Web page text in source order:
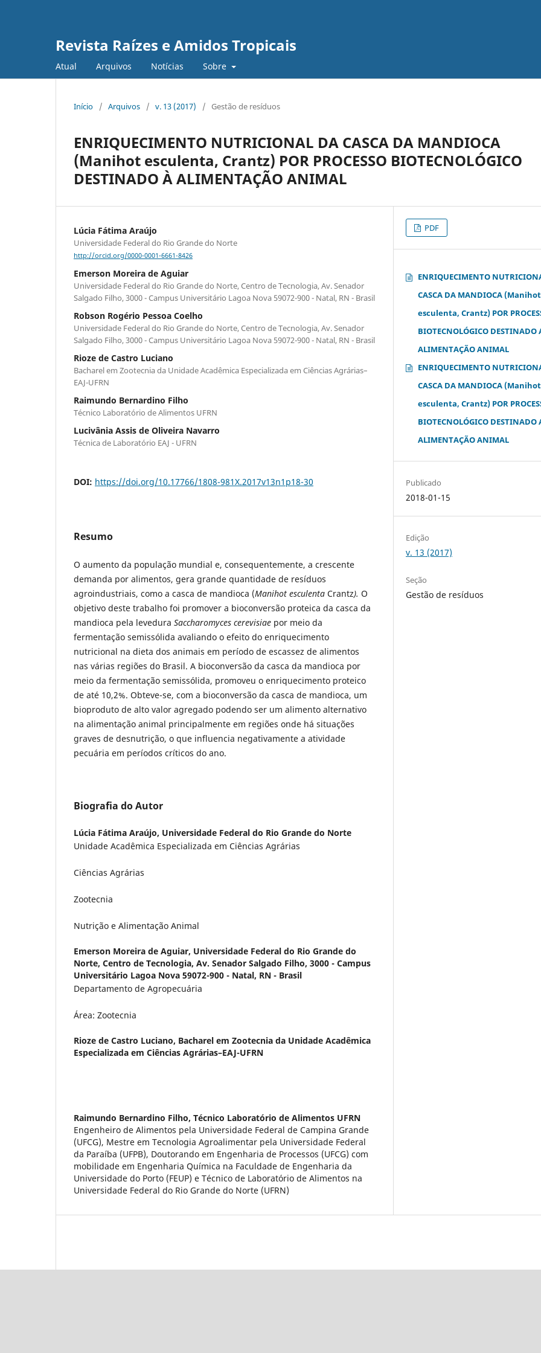
Revista Raízes e Amidos Tropicais
Atual Arquivos Notícias Sobre
Início / Arquivos / v. 13 (2017) / Gestão de resíduos
ENRIQUECIMENTO NUTRICIONAL DA CASCA DA MANDIOCA
(Manihot esculenta, Crantz) POR PROCESSO BIOTECNOLÓGICO
DESTINADO À ALIMENTAÇÃO ANIMAL
Lúcia Fátima Araújo
Universidade Federal do Rio Grande do Norte
http://orcid.org/0000-0001-6661-8426
Emerson Moreira de Aguiar
Universidade Federal do Rio Grande do Norte, Centro de Tecnologia, Av. Senador
Salgado Filho, 3000 - Campus Universitário Lagoa Nova 59072-900 - Natal, RN - Brasil
Robson Rogério Pessoa Coelho
Universidade Federal do Rio Grande do Norte, Centro de Tecnologia, Av. Senador
Salgado Filho, 3000 - Campus Universitário Lagoa Nova 59072-900 - Natal, RN - Brasil
Rioze de Castro Luciano
Bacharel em Zootecnia da Unidade Acadêmica Especializada em Ciências Agrárias–
EAJ-UFRN
Raimundo Bernardino Filho
Técnico Laboratório de Alimentos UFRN
Lucivânia Assis de Oliveira Navarro
Técnica de Laboratório EAJ - UFRN
DOI: https://doi.org/10.17766/1808-981X.2017v13n1p18-30
Resumo
O aumento da população mundial e, consequentemente, a crescente
demanda por alimentos, gera grande quantidade de resíduos
agroindustriais, como a casca de mandioca (Manihot esculenta Crantz). O
objetivo deste trabalho foi promover a bioconversão proteica da casca da
mandioca pela levedura Saccharomyces cerevisiae por meio da
fermentação semissólida avaliando o efeito do enriquecimento
nutricional na dieta dos animais em período de escassez de alimentos
nas várias regiões do Brasil. A bioconversão da casca da mandioca por
meio da fermentação semissólida, promoveu o enriquecimento proteico
de até 10,2%. Obteve-se, com a bioconversão da casca de mandioca, um
bioproduto de alto valor agregado podendo ser um alimento alternativo
na alimentação animal principalmente em regiões onde há situações
graves de desnutrição, o que influencia negativamente a atividade
pecuária em períodos críticos do ano.
Biografia do Autor
Lúcia Fátima Araújo, Universidade Federal do Rio Grande do Norte
Unidade Acadêmica Especializada em Ciências Agrárias
Ciências Agrárias
Zootecnia
Nutrição e Alimentação Animal
Emerson Moreira de Aguiar, Universidade Federal do Rio Grande do
Norte, Centro de Tecnologia, Av. Senador Salgado Filho, 3000 - Campus
Universitário Lagoa Nova 59072-900 - Natal, RN - Brasil
Departamento de Agropecuária
Área: Zootecnia
Rioze de Castro Luciano, Bacharel em Zootecnia da Unidade Acadêmica
Especializada em Ciências Agrárias–EAJ-UFRN
Raimundo Bernardino Filho, Técnico Laboratório de Alimentos UFRN
Engenheiro de Alimentos pela Universidade Federal de Campina Grande
(UFCG), Mestre em Tecnologia Agroalimentar pela Universidade Federal
da Paraíba (UFPB), Doutorando em Engenharia de Processos (UFCG) com
mobilidade em Engenharia Química na Faculdade de Engenharia da
Universidade do Porto (FEUP) e Técnico de Laboratório de Alimentos na
Universidade Federal do Rio Grande do Norte (UFRN)
PDF
ENRIQUECIMENTO
CASCA DA MANDIOCA (Manihot
esculenta, Crantz) POR
BIOTECNOLÓGICO DESTINADO
ALIMENTAÇÃO ANIMAL
ENRIQUECIMENTO
CASCA DA MANDIOCA (Manihot
esculenta, Crantz) POR
BIOTECNOLÓGICO DESTINADO
ALIMENTAÇÃO ANIMAL
Publicado
2018-01-15
Edição
v. 13 (2017)
Seção
Gestão de resíduos